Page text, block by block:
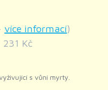
více informací)
Kč
s vůní myrty.